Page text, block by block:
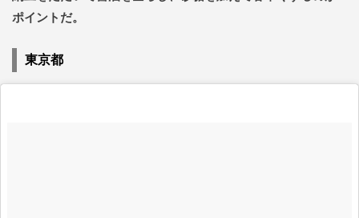
ポイントだ。
東京都